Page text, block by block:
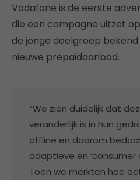
Vodafone is de eerste
die een campagne uitzet
de jonge doelgroep
nieuwe prepaidaanbod.
“We zien duidelijk dat
veranderlijk is in hun
offline en daarom
adaptieve en ‘consumer
Toen we merkten hoe